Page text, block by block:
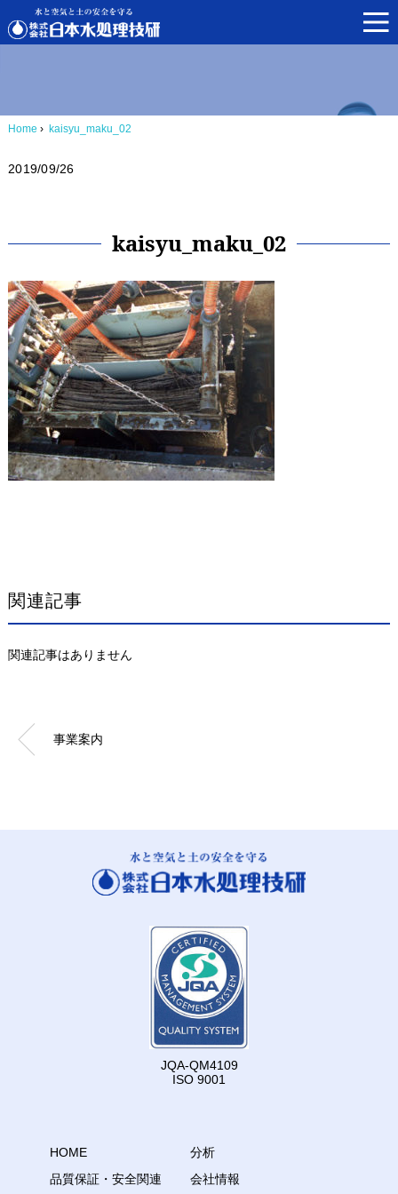
Home › kaisyu_maku_02
2019/09/26
kaisyu_maku_02
関連記事
関連記事はありません
事業案内
JQA-QM4109
ISO 9001
HOME
品質保証・安全関連
分析
会社情報